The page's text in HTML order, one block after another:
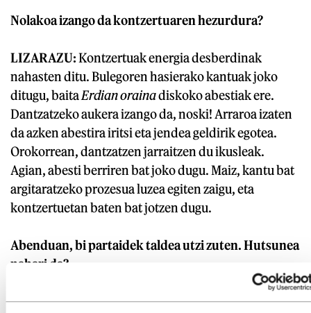
Nolakoa izango da kontzertuaren hezurdura?
LIZARAZU:Kontzertuak energia desberdinak
nahasten ditu. Bulegoren hasierako kantuak joko
ditugu, baitaErdian orainadiskoko abestiak ere.
Dantzatzeko aukera izango da, noski! Arraroa izaten
da azken abestira iritsi eta jendea geldirik egotea.
Orokorrean, dantzatzen jarraitzen du ikusleak.
Agian, abesti berriren bat joko dugu. Maiz, kantu bat
argitaratzeko prozesua luzea egiten zaigu, eta
kontzertuetan baten bat jotzen dugu.
Abenduan, bi partaidek taldea utzi zuten. Hutsunea
nabari da?
LIZARRALDE:Bai, noski. Jonek eta Itzik asko